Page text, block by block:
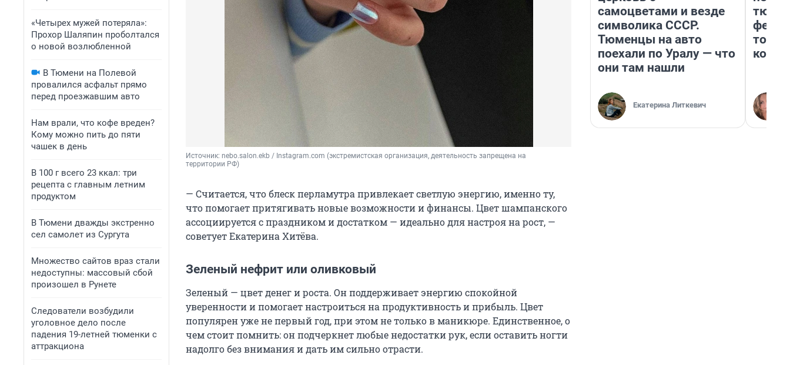
«Четырех мужей потеряла»:
Прохор Шаляпин проболтался
о новой возлюбленной
В Тюмени на Полевой
провалился асфальт прямо
перед проезжавшим авто
Нам врали, что кофе вреден?
Кому можно пить до пяти
чашек в день
В 100 г всего 23 ккал: три
рецепта с главным летним
продуктом
В Тюмени дважды экстренно
сел самолет из Сургута
Множество сайтов враз стали
недоступны: массовый сбой
произошел в Рунете
Следователи возбудили
уголовное дело после
падения 19-летней тюменки с
аттракциона
Источник: nebo.salon.ekb / Instagram.com (экстремистская организация, деятельность запрещена на
территории РФ)
— Считается, что блеск перламутра привлекает светлую энергию, именно ту,
что помогает притягивать новые возможности и финансы. Цвет шампанского
ассоциируется с праздником и достатком — идеально для настроя на рост, —
советует Екатерина Хитёва.
Зеленый нефрит или оливковый
Зеленый — цвет денег и роста. Он поддерживает энергию спокойной
уверенности и помогает настроиться на продуктивность и прибыль. Цвет
популярен уже не первый год, при этом не только в маникюре. Единственное, о
чем стоит помнить: он подчеркнет любые недостатки рук, если оставить ногти
надолго без внимания и дать им сильно отрасти.
самоцветами и везде
символика СССР.
Тюменцы на авто
поехали по Уралу — что
они там нашли
Екатерина Литкевич